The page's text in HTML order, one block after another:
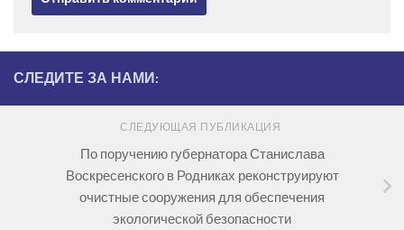
СЛЕДИТЕ ЗА НАМИ:
СЛЕДУЮЩАЯ ПУБЛИКАЦИЯ
По поручению губернатора Станислава
Воскресенского в Родниках реконструируют
очистные сооружения для обеспечения
экологической безопасности